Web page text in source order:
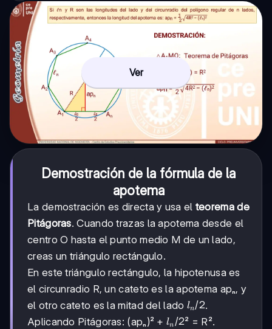
Ver
Demostración de la fórmula de la
apotema
La demostración es directa y usa el teorema de
Pitágoras. Cuando trazas la apotema desde el
centro O hasta el punto medio M de un lado,
creas un triángulo rectángulo.
En este triángulo rectángulo, la hipotenusa es
el circunradio R, un cateto es la apotema apₙ, y
el otro cateto es la mitad del lado lₙ/2
ln/2.
Aplicando Pitágoras: (apₙ)² + lₙ/2
ln/2² = R².